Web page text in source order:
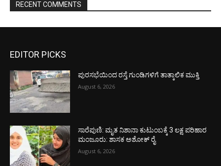
RECENT COMMENTS
EDITOR PICKS
ಪುರಸಭೆಯಿಂದ ರಸ್ತೆ ಗುಂಡಿಗಳಿಗೆ ತಾತ್ಕಾಲಿಕ ಮುಕ್ತಿ
August 6, 2026
ಸಾರೆಪುಣಿ: ಮೃತ ನಿಶಾನಾ ಕುಟುಂಬಕ್ಕೆ 3 ಲಕ್ಷ ಪರಿಹಾರ
ಮಂಜೂರು: ಶಾಸಕ ಅಶೋಕ್ ರೈ
August 6, 2026